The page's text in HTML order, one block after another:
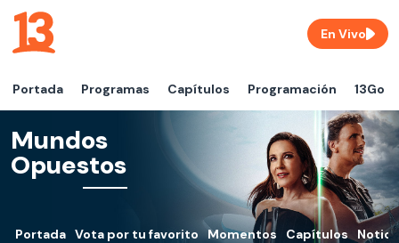
Portada Programas Capítulos Programación 13Go
En Vivo
Mundos
Opuestos
Portada Vota por tu favorito Momentos Capítulos